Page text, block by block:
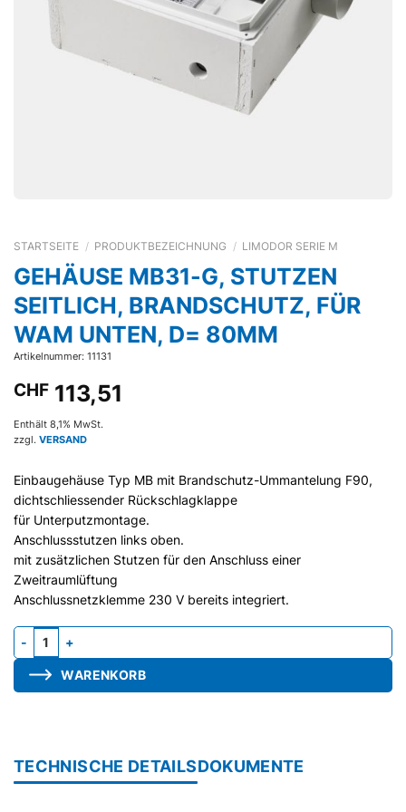
STARTSEITE / PRODUKTBEZEICHNUNG / LIMODOR SERIE M
GEHÄUSE MB31-G, STUTZEN
SEITLICH, BRANDSCHUTZ, FÜR
WAM UNTEN, D= 80MM
Artikelnummer: 11131
CHF 113,51
Enthält 8,1% MwSt.
zzgl. VERSAND
Einbaugehäuse Typ MB mit Brandschutz-Ummantelung F90,
dichtschliessender Rückschlagklappe
für Unterputzmontage.
Anschlussstutzen links oben.
mit zusätzlichen Stutzen für den Anschluss einer
Zweitraumlüftung
Anschlussnetzklemme 230 V bereits integriert.
Gehäuse MB31-G, Stutzen seitlich, Brandschutz, für WAM unten,
WARENKORB
TECHNISCHE DETAILSDOKUMENTE